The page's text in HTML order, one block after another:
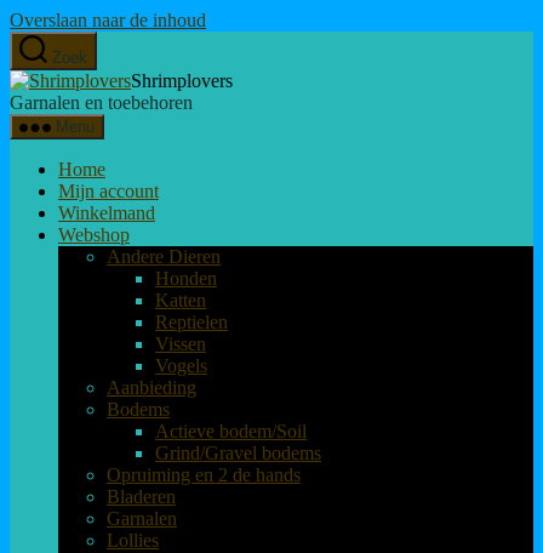
Overslaan naar de inhoud
Zoek
Shrimplovers
Garnalen en toebehoren
Menu
Home
Mijn account
Winkelmand
Webshop
Andere Dieren
Honden
Katten
Reptielen
Vissen
Vogels
Aanbieding
Bodems
Actieve bodem/Soil
Grind/Gravel bodems
Opruiming en 2 de hands
Bladeren
Garnalen
Lollies